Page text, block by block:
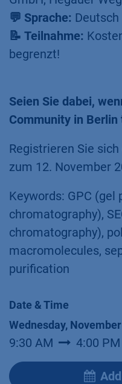
💬 Sprache: Deutsch
📝 Teilnahme:
begrenzt!
Seien Sie dabei,
Community in
Registrieren Sie
zum 12. November
Keywords: GPC (gel
chromatography),
chromatography),
macromolecules,
purification
Date & Time
Wednesday,
9:30 AM 4:00 PM